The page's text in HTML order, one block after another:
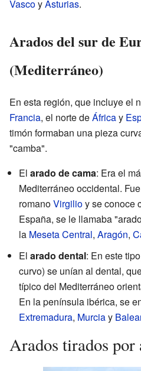
VascoyAsturias.
Arados del sur de
(Mediterráneo)
En esta región, que incluye el
Francia, el norte deÁfricay
timón formaban una pieza
"camba".
El arado de cama: Era el
Mediterráneo occidental.
romanoVirgilioy se conoce
España, se le llamaba
la Meseta Central, Aragón,
El arado dental: En este
curvo) se unían al dental,
típico del Mediterráneo
En la península ibérica, se
Extremadura, Murciay
Arados tirados por